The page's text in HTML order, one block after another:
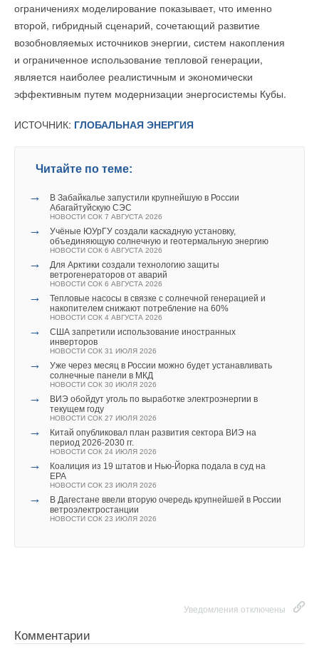
ограничениях моделирование показывает, что именно
второй, гибридный сценарий, сочетающий развитие
возобновляемых источников энергии, систем накопления
и ограниченное использование тепловой генерации,
является наиболее реалистичным и экономически
эффективным путем модернизации энергосистемы Кубы.
ИСТОЧНИК: ГЛОБАЛЬНАЯ ЭНЕРГИЯ
Читайте по теме:
→
В Забайкалье запустили крупнейшую в России
Абагайтуйскую СЭС
НОВОСТИ СОК 7 АВГУСТА 2026
→
Учёные ЮУрГУ создали каскадную установку,
объединяющую солнечную и геотермальную энергию
НОВОСТИ СОК 6 АВГУСТА 2026
→
Для Арктики создали технологию защиты
ветрогенераторов от аварий
НОВОСТИ СОК 6 АВГУСТА 2026
→
Тепловые насосы в связке с солнечной генерацией и
накопителем снижают потребление на 60%
НОВОСТИ СОК 4 АВГУСТА 2026
→
США запретили использование иностранных
инверторов
НОВОСТИ СОК 31 ИЮЛЯ 2026
→
Уже через месяц в России можно будет устанавливать
солнечные панели в МКД
НОВОСТИ СОК 30 ИЮЛЯ 2026
→
ВИЭ обойдут уголь по выработке электроэнергии в
текущем году
НОВОСТИ СОК 27 ИЮЛЯ 2026
→
Китай опубликовал план развития сектора ВИЭ на
период 2026-2030 гг.
НОВОСТИ СОК 24 ИЮЛЯ 2026
→
Коалиция из 19 штатов и Нью-Йорка подала в суд на
EPA
НОВОСТИ СОК 23 ИЮЛЯ 2026
→
В Дагестане ввели вторую очередь крупнейшей в России
ветроэлектростанции
НОВОСТИ СОК 23 ИЮЛЯ 2026
Уведомления отключены
Комментарии
Хотя в мире существуют и более высокие деревянные
здания, именно The Hive считается одним из самых важных
проектов отрасли. Он демонстрирует, что массивная
древесина может успешно применяться даже в регионах
с высоким сейсмическим риском.
Фотоматериал: yankodesign.com
ИСТОЧНИК: VZAVTRA.NET
Читайте по теме:
Российский коммунальный ресурс на исходе
НОВОСТИ СОК 7 АВГУСТА 2026
Уже через месяц в России можно будет устанавливать
солнечные панели в МКД
Более 85% котельных и ЦТП Подмосковья передают
→
В России вступил в силу «зеленый» стандарт для
Комментарии
В этой теме еще нет комментариев
Добавить комментарий
Ваше имя *
Ваш E-mail *
Текст комментария